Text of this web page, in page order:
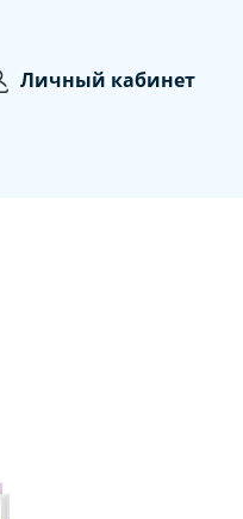
Личный кабинет